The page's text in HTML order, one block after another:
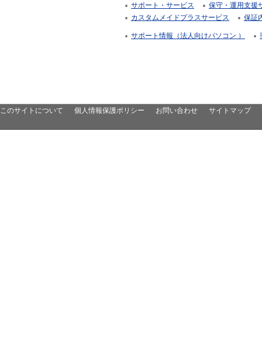
サポート・サービス
保守・運用支援
カスタムメイドプラスサービス
保証
サポート情報（法人向けパソコン ）
このサイトについて 個人情報保護ポリシー お問い合わせ サイトマップ